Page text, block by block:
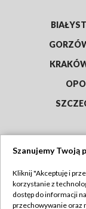
Abonament
Szanujemy Twoją
Kliknij "Akceptuję i
korzystanie z
dostęp do informacji
przechowywanie oraz